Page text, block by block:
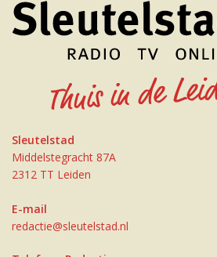
Sleutelstad
Middelstegracht 87A
2312 TT Leiden
E-mail
redactie@sleutelstad.nl